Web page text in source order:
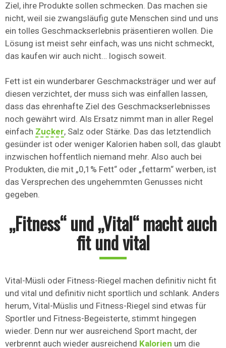
Ziel, ihre Produkte sollen schmecken. Das machen sie
nicht, weil sie zwangsläufig gute Menschen sind und uns
ein tolles Geschmackserlebnis präsentieren wollen. Die
Lösung ist meist sehr einfach, was uns nicht schmeckt,
das kaufen wir auch nicht… logisch soweit.
Fett ist ein wunderbarer Geschmacksträger und wer auf
diesen verzichtet, der muss sich was einfallen lassen,
dass das ehrenhafte Ziel des Geschmackserlebnisses
noch gewährt wird. Als Ersatz nimmt man in aller Regel
einfach Zucker, Salz oder Stärke. Das das letztendlich
gesünder ist oder weniger Kalorien haben soll, das glaubt
inzwischen hoffentlich niemand mehr. Also auch bei
Produkten, die mit „0,1% Fett“ oder „fettarm“ werben, ist
das Versprechen des ungehemmten Genusses nicht
gegeben.
„Fitness“ und „Vital“ macht auch
fit und vital
Vital-Müsli oder Fitness-Riegel machen definitiv nicht fit
und vital und definitiv nicht sportlich und schlank. Anders
herum, Vital-Müslis und Fitness-Riegel sind etwas für
Sportler und Fitness-Begeisterte, stimmt hingegen
wieder. Denn nur wer ausreichend Sport macht, der
verbrennt auch wieder ausreichend Kalorien um die